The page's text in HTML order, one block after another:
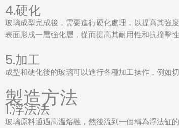
4.硬化
玻璃成型完成後，需要進行硬化處理，以提高其強
表面形成一層強化層，從而提高其耐用性和抗撞擊性
5.加工
成型和硬化後的玻璃可以進行各種加工操作，例如
製造方法
1.浮法法
玻璃原料通過高溫熔融，然後流到一個稱為浮法缸